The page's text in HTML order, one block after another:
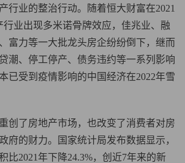
行业的整治行动。随着恒大财富在2021
行业出现多米诺骨牌效应，佳兆业、融
富力等一大批龙头房企纷纷倒下，继而
潮、停工停产、债务违约等一系列影响
已受到疫情影响的中国经济在2022年雪
创了房地产市场，也改变了消费者对房
府的财力。国家统计局发布数据显示，
比2021年下降24.3%，创近7年来的新